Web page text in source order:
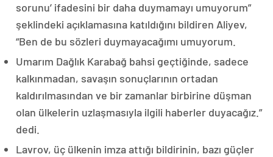
sorunu’ ifadesini bir daha duymamayı umuyorum”
şeklindeki açıklamasına katıldığını bildiren Aliyev,
“Ben de bu sözleri duymayacağımı umuyorum.
Umarım Dağlık Karabağ bahsi geçtiğinde, sadece
kalkınmadan, savaşın sonuçlarının ortadan
kaldırılmasından ve bir zamanlar birbirine düşman
olan ülkelerin uzlaşmasıyla ilgili haberler duyacağız.”
dedi.
Lavrov, üç ülkenin imza attığı bildirinin, bazı güçler